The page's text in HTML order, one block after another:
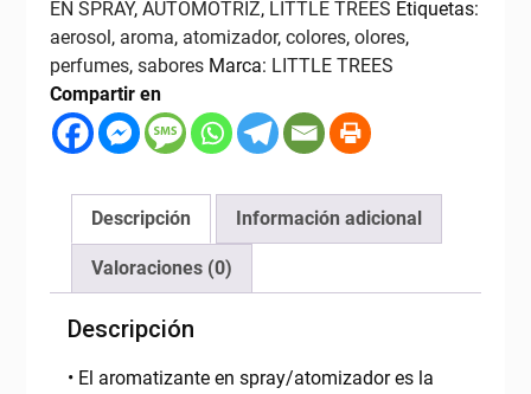
3.5
oz
LITTLE
TREES
cantidad
EN SPRAY, AUTOMOTRIZ, LITTLE TREES Etiquetas:
aerosol, aroma, atomizador, colores, olores,
perfumes, sabores Marca: LITTLE TREES
Compartir en
Descripción Información adicional
Valoraciones (0)
Descripción
• El aromatizante en spray/atomizador es la